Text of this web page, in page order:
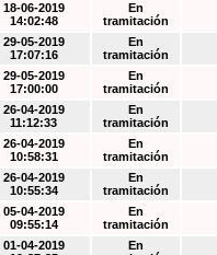
18-06-2019
14:02:48
En
tramitación
29-05-2019
17:07:16
En
tramitación
29-05-2019
17:00:00
En
tramitación
26-04-2019
11:12:33
En
tramitación
26-04-2019
10:58:31
En
tramitación
26-04-2019
10:55:34
En
tramitación
05-04-2019
09:55:14
En
tramitación
01-04-2019
En